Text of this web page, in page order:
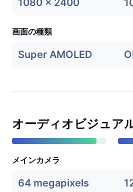
1080 x 2400
画面の種類
Super AMOLED
オーディオビジュア
メインカメラ
64 megapixels